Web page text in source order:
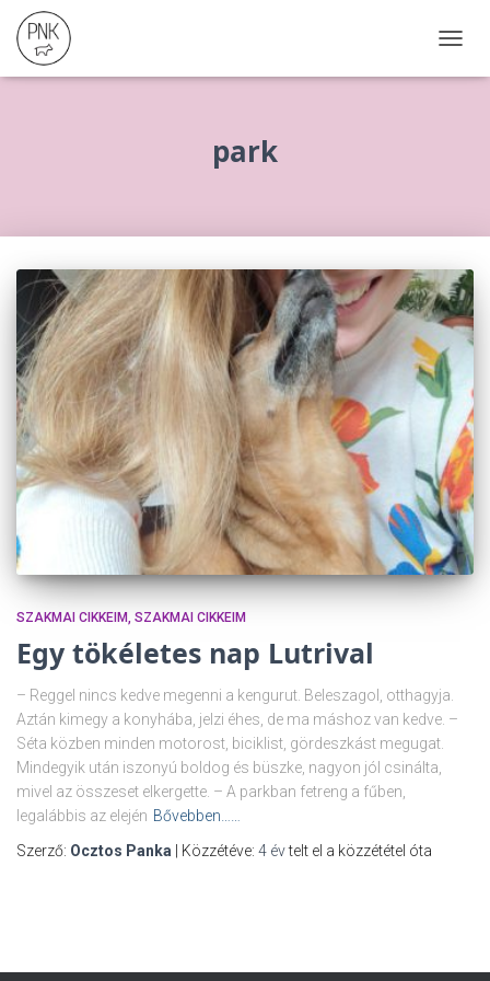
park
SZAKMAI CIKKEIM SZAKMAI CIKKEIM
Egy tökéletes nap Lutrival
– Reggel nincs kedve megenni a kengurut. Beleszagol, otthagyja.
Aztán kimegy a konyhába, jelzi éhes, de ma máshoz van kedve. –
Séta közben minden motorost, biciklist, gördeszkást megugat.
Mindegyik után iszonyú boldog és büszke, nagyon jól csinálta,
mivel az összeset elkergette. – A parkban fetreng a fűben,
legalábbis az elején Bővebben……
Szerző: Ocztos Panka | Közzétéve: 4 évtelt el a közzététel óta